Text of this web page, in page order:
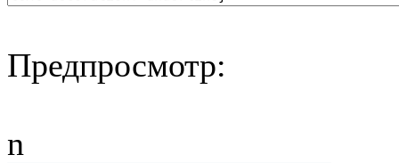
Предпросмотр:
n